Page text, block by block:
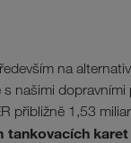
na
našimi dopravními
přibližně 1,53
karet